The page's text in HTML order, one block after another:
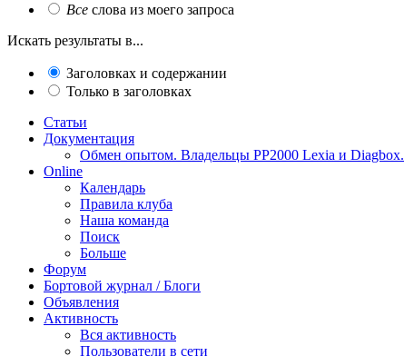
Все слова из моего запроса
Искать результаты в...
Заголовках и содержании
Только в заголовках
Статьи
Документация
Обмен опытом. Владельцы PP2000 Lexia и Diagbox.
Online
Календарь
Правила клуба
Наша команда
Поиск
Больше
Форум
Бортовой журнал / Блоги
Объявления
Активность
Вся активность
Пользователи в сети